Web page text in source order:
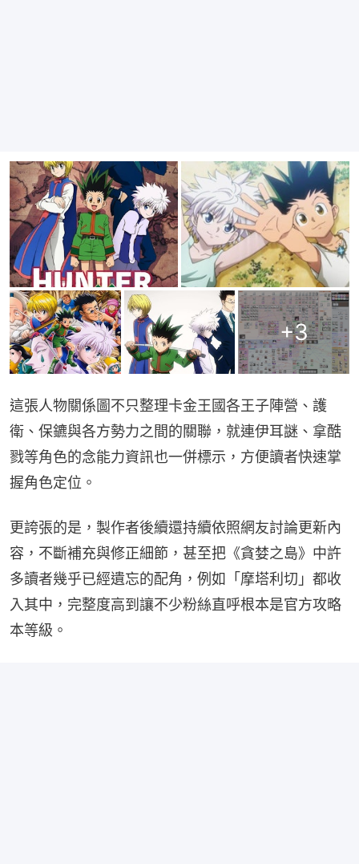
+3
這張人物關係圖不只整理卡金王國各王子陣營、護
衛、保鑣與各方勢力之間的關聯，就連伊耳謎、拿酷
戮等角色的念能力資訊也一併標示，方便讀者快速掌
握角色定位。
更誇張的是，製作者後續還持續依照網友討論更新內
容，不斷補充與修正細節，甚至把《貪婪之島》中許
多讀者幾乎已經遺忘的配角，例如「摩塔利切」都收
入其中，完整度高到讓不少粉絲直呼根本是官方攻略
本等級。